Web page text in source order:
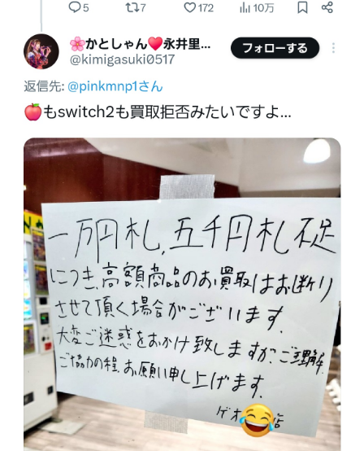
ん・・・
【名探偵プリキュア】明智が変身できた理由、謎すぎる…
欧州「日本だけ反則だろ…」 世界の『日本びいき』にヨー
ロッパ全土から不満の声
【艦これ】E5-4をウイニングランって言ったやつ誰や
ュアになってしまうｗｗｗ
【ウマ娘】セイちゃんの攻撃力を見よ！！！
【ミリマス】6年後のアイドル達はどんな感じになってるん
だろう
【FF16】 「ファイナルファンタジー16」発売日が6/22に決
定＆最新PV公開！思ったより発売早い…もう半年後か！
【デレマス】 和久井留美「夢を作って、いつか遊んで」
ドンキのうなぎ食べた14人が食中毒…3歳児から75歳まで被
害
「日本放送協会です」と名乗る男にドアを開けたら地獄…テ
レビもないのに居座り脅迫してきたNHK集金人を警察に通報
して黙らせた←警察官の神対応に感謝しかない
参政党・神谷代表、高市政権の食料品減税を「天下の愚策」
と一刀両断